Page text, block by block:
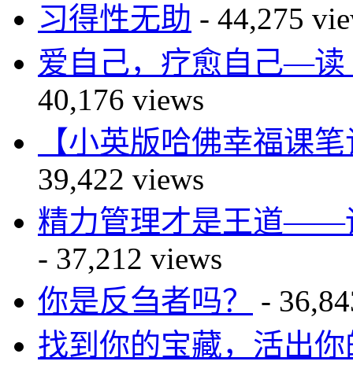
习得性无助 - 44,275
爱自己，疗愈自己—读
40,176 views
【小英版哈佛幸福课
39,422 views
精力管理才是王道——
- 37,212 views
你是反刍者吗？
-
找到你的宝藏，活出